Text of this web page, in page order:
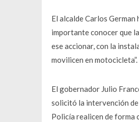
El alcalde Carlos
importante conocer que
ese accionar, con la
movilicen en motocicleta”.
El gobernador Julio
solicitó la intervención
Policía realicen de forma